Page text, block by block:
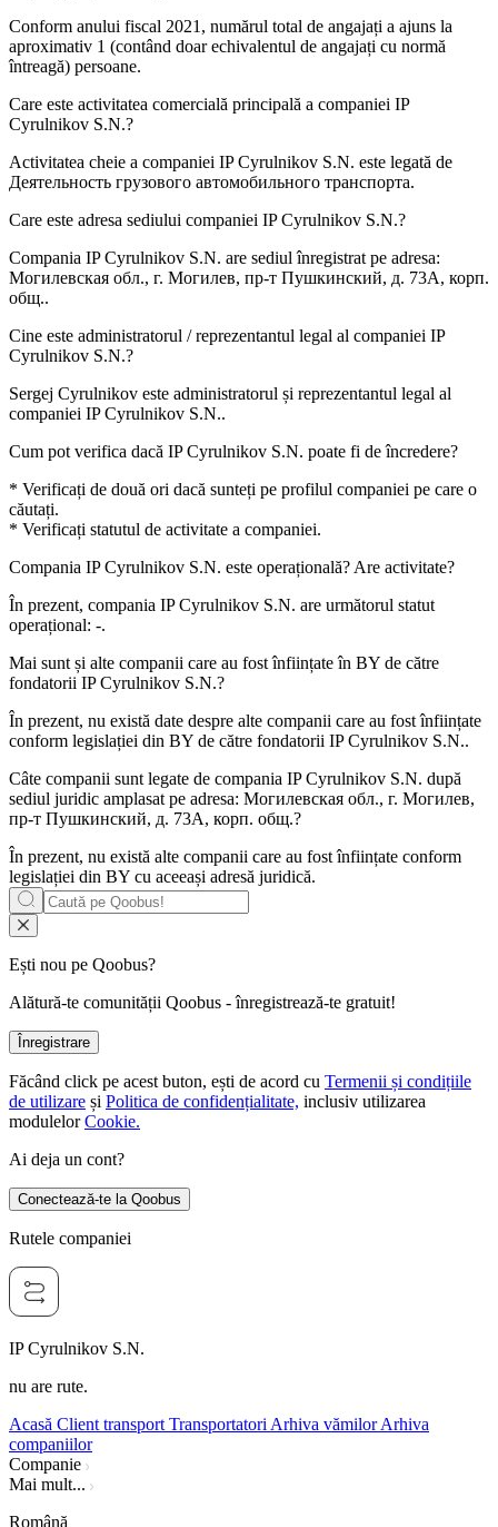
Conform anului fiscal 2021, numărul total de angajați a ajuns la
aproximativ 1 (contând doar echivalentul de angajați cu normă
întreagă) persoane.
Care este activitatea comercială principală a companiei IP
Cyrulnikov S.N.?
Activitatea cheie a companiei IP Cyrulnikov S.N. este legată de
Деятельность грузового автомобильного транспорта.
Care este adresa sediului companiei IP Cyrulnikov S.N.?
Compania IP Cyrulnikov S.N. are sediul înregistrat pe adresa:
Могилевская обл., г. Могилев, пр-т Пушкинский, д. 73А, корп.
общ..
Cine este administratorul / reprezentantul legal al companiei IP
Cyrulnikov S.N.?
Sergej Cyrulnikov este administratorul și reprezentantul legal al
companiei IP Cyrulnikov S.N..
Cum pot verifica dacă IP Cyrulnikov S.N. poate fi de încredere?
* Verificați de două ori dacă sunteți pe profilul companiei pe care o
căutați.
* Verificați statutul de activitate a companiei.
Compania IP Cyrulnikov S.N. este operațională? Are activitate?
În prezent, compania IP Cyrulnikov S.N. are următorul statut
operațional: -.
Mai sunt și alte companii care au fost înființate în BY de către
fondatorii IP Cyrulnikov S.N.?
În prezent, nu există date despre alte companii care au fost înființate
conform legislației din BY de către fondatorii IP Cyrulnikov S.N..
Câte companii sunt legate de compania IP Cyrulnikov S.N. după
sediul juridic amplasat pe adresa: Могилевская обл., г. Могилев,
пр-т Пушкинский, д. 73А, корп. общ.?
În prezent, nu există alte companii care au fost înființate conform
legislației din BY cu aceeași adresă juridică.
Ești nou pe Qoobus?
Alătură-te comunității Qoobus - înregistrează-te gratuit!
Înregistrare
Făcând click pe acest buton, ești de acord cu Termenii și condițiile
de utilizare și Politica de confidențialitate, inclusiv utilizarea
modulelor Cookie.
Ai deja un cont?
Conectează-te la Qoobus
Rutele companiei
IP Cyrulnikov S.N.
nu are rute.
Acasă Client transport Transportatori Arhiva vămilor Arhiva
companiilor
Companie
Mai mult...
Română